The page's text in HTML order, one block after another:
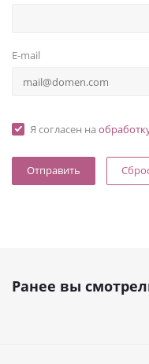
E-mail
Я согласен на
Ранее вы